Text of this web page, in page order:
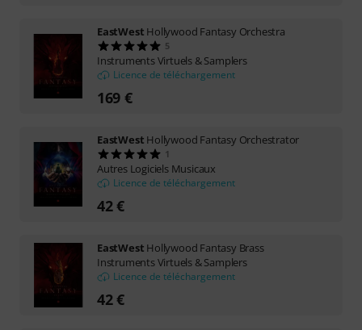
EastWest Hollywood Fantasy Orchestra
5
Instruments Virtuels & Samplers
Licence de téléchargement
169 €
EastWest Hollywood Fantasy Orchestrator
1
Autres Logiciels Musicaux
Licence de téléchargement
42 €
EastWest Hollywood Fantasy Brass
Instruments Virtuels & Samplers
Licence de téléchargement
42 €